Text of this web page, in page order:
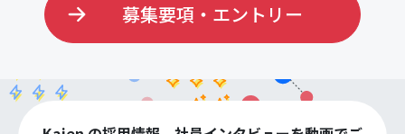
募集要項・エントリー